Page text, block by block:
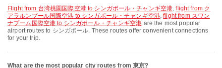
flight from 台湾桃園国際空港 to シンガポール・チャンギ空港,flight from ク
アラルンプール国際空港 to シンガポール・チャンギ空港,flight from スワン
ナプーム国際空港 to シンガポール・チャンギ空港 are the most popular
airport routes to シンガポール. These routes offer convenient connections
for your trip.
What are the most popular city routes from 東京?